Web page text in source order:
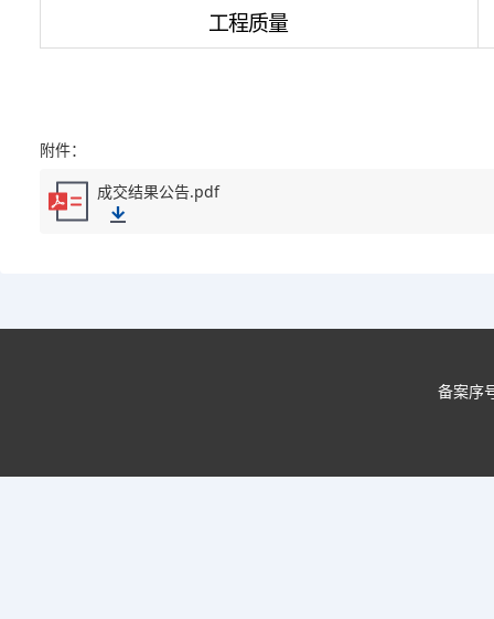
工程质量
附件：
成交结果公告.pdf
备案序